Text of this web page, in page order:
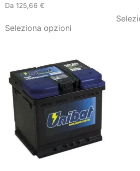
Da 125,66 €
Seleziona opzioni